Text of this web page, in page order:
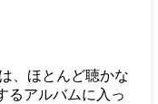
、ほとんど聴かな
るアルバムに入っ